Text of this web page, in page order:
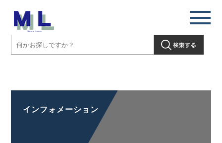
インフォメーション